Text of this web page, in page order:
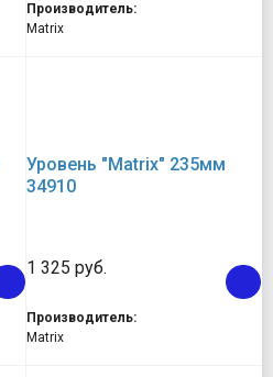
Производитель:
Matrix
Уровень "Matrix" 235мм
34910
1 325 руб.
Производитель:
Matrix